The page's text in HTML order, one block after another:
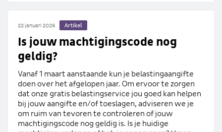
22 januari 2026 Artikel
Is jouw machtigingscode nog
geldig?
Vanaf 1 maart aanstaande kun je belastingaangifte
doen over het afgelopen jaar. Om ervoor te zorgen
dat onze gratis belastingservice jou goed kan helpen
bij jouw aangifte en/of toeslagen, adviseren we je
om ruim van tevoren te controleren of jouw
machtigingscode nog geldig is. Is je huidige